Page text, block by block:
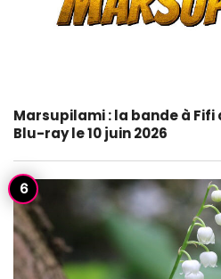
Marsupilami : la bande à Fifi
Blu-ray le 10 juin 2026